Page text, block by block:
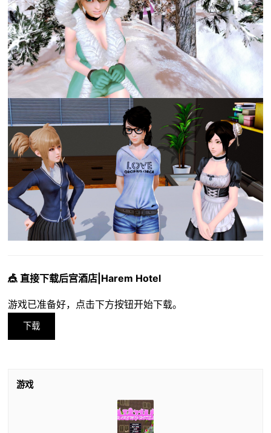
🎪 直接下载后宫酒店|Harem Hotel
游戏已准备好，点击下方按钮开始下载。
下载
游戏